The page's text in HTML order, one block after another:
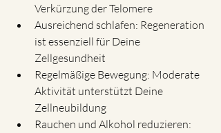
Verkürzung der Telomere
Ausreichend schlafen: Regeneration
ist essenziell für Deine
Zellgesundheit
Regelmäßige Bewegung: Moderate
Aktivität unterstützt Deine
Zellneubildung
Rauchen und Alkohol reduzieren: